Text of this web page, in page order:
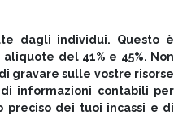
dagli individui. Questo è
del 41% e 45%. Non
gravare sulle vostre risorse
informazioni contabili per
dei tuoi incassi e di